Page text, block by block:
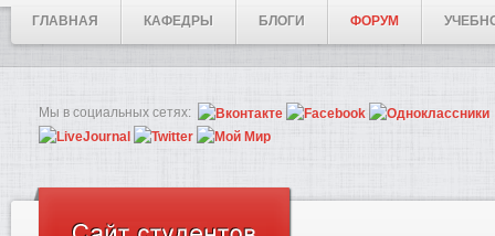
ГЛАВНАЯ КАФЕДРЫ БЛОГИ ФОРУМ
Мы в социальных сетях: